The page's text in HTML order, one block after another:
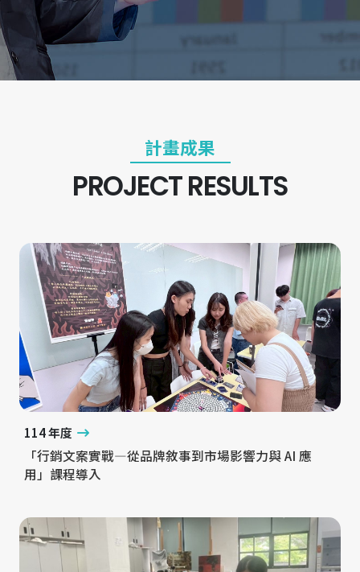
計畫成果
PROJECT RESULTS
114 年度
「行銷文案實戰—從品牌敘事到市場影響力與 AI 應
用」課程導入